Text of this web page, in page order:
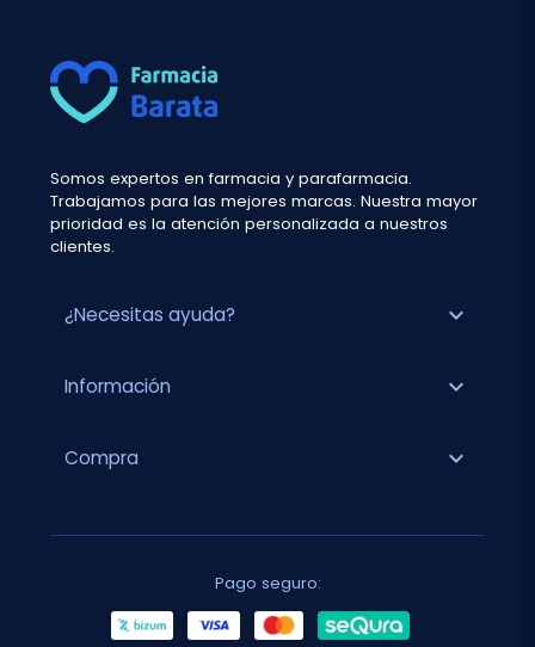
Somos expertos en farmacia y parafarmacia.
Trabajamos para las mejores marcas. Nuestra mayor
prioridad es la atención personalizada a nuestros
clientes.
¿Necesitas ayuda? expand_more
Información expand_more
Compra expand_more
Pago seguro: